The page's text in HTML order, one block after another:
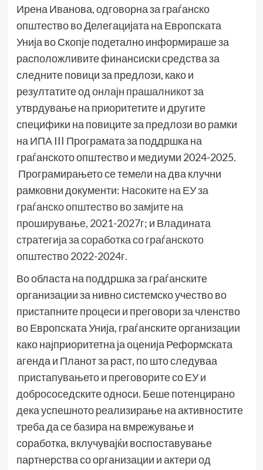
Ирена Иванова, одговорна за граѓанско
општество во Делегацијата на Европската
Унија во Скопје подетално информираше за
расположливите финансиски средства за
следните повици за предлози, како и
резултатите одонлајн прашалникотза
утврдување на приоритетите и другите
специфики на повиците за предлози во рамки
на ИПА III Програмата за поддршка на
граѓанското општество и медиуми 2024-2025.
Програмирањето се темели на два клучни
рамковни документи: Насоките на ЕУ за
граѓанско општество во замјите на
проширување, 2021-2027г; и Владината
стратегија за соработка со граѓанското
општество 2022-2024г.
Во областа на поддршка за граѓанските
организации за нивно системско учество во
пристапните процеси и преговори за членство
во Европската Унија, граѓанските организации
како најприоритетна ја оценија Реформската
агенда и Планот за раст, по што следуваа
пристапувањето и преговорите со ЕУ и
добрососедските односи. Беше потенцирано
дека успешното реализирање на активностите
треба да се базира на вмрежување и
соработка, вклучувајќи воспоставување
партнерства со организации и актери од